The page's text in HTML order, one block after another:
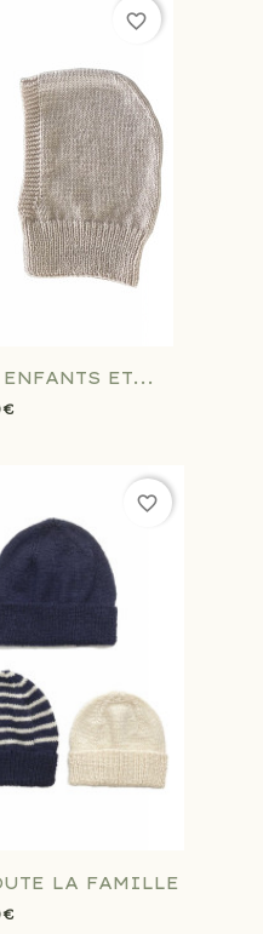
ET...
€
favorite_border
LA FAMILLE
€
favorite_border